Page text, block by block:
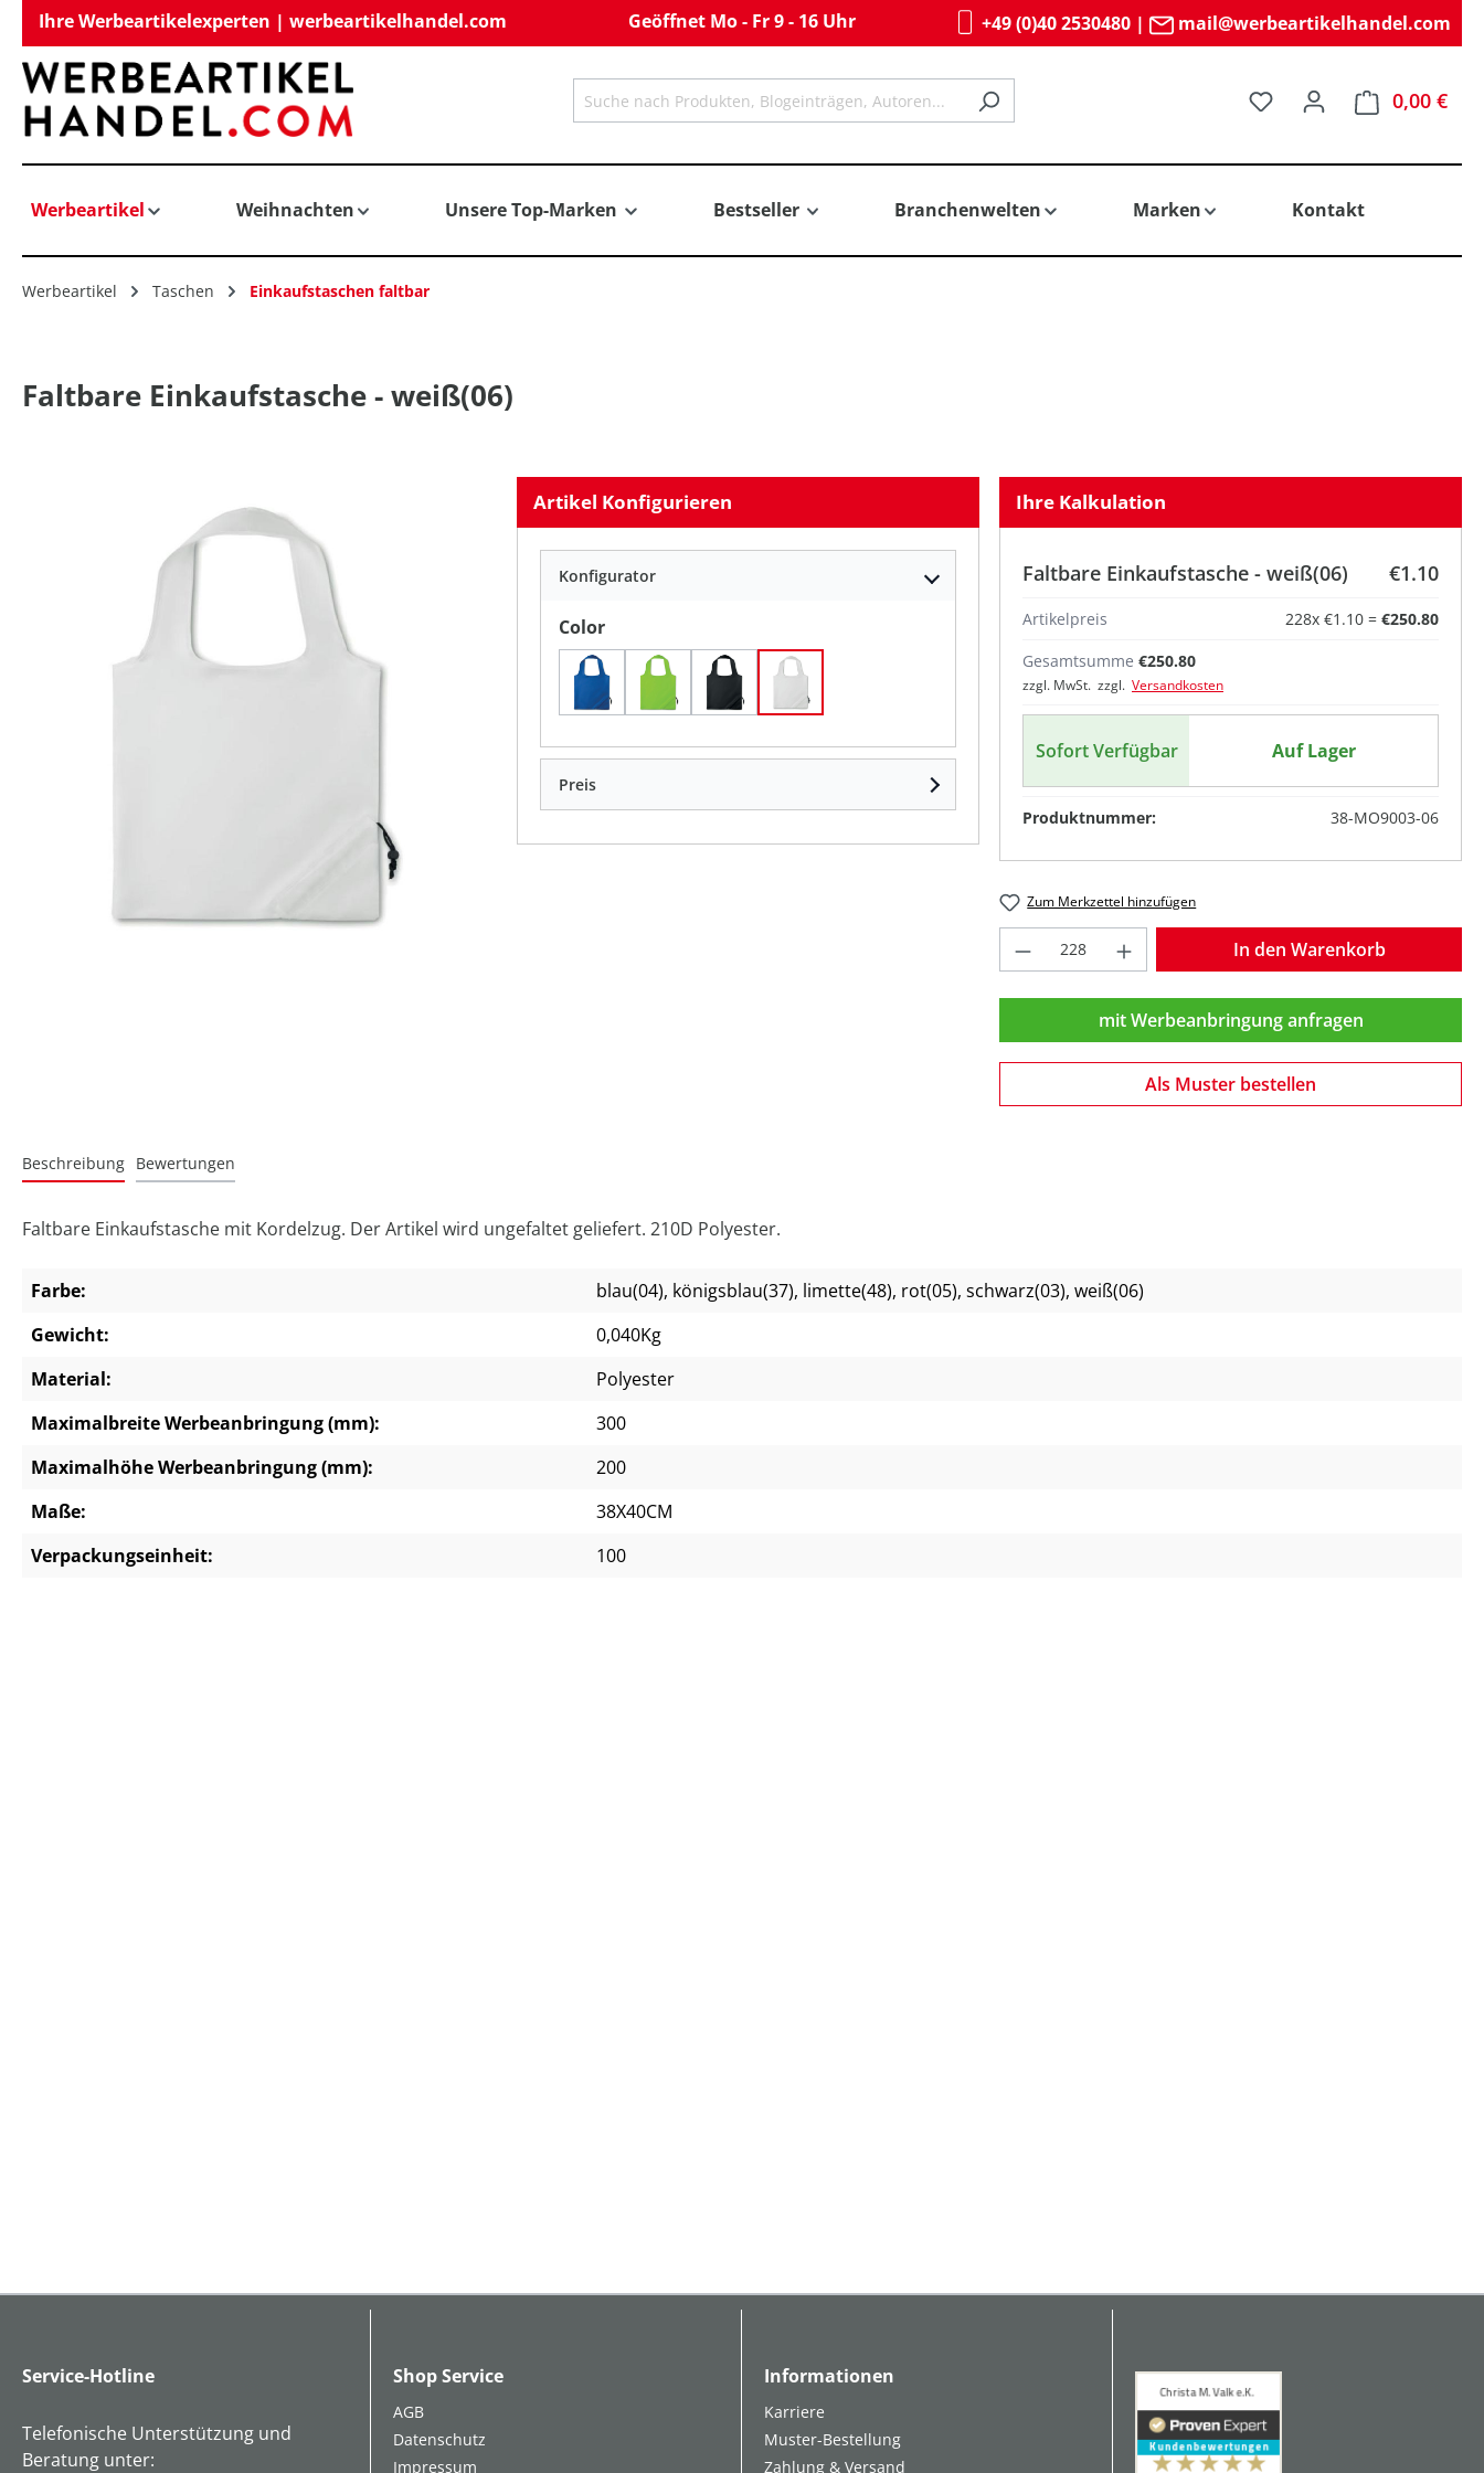
Zur Hauptnavigation springen
Ihre Werbeartikelexperten | werbeartikelhandel.com Geöffnet Mo - Fr 9 - 16 Uhr +49 (0)40 2530480| mail@werbeartikelhandel.com
Du hast 0 Produkte auf
0,00 €
Werbeartikel Weihnachten Unsere Top-Marken Bestseller Branchenwelten Marken Kontakt
Werbeartikel Taschen Einkaufstaschen faltbar
Faltbare Einkaufstasche - weiß(06)
Artikel Konfigurieren
Konfigurator
Colorauswählen
königsblau(37)limette(48)schwarz(03)weiß(06)
Preis
Ihre Kalkulation
Faltbare Einkaufstasche - weiß(06) €1.10
Artikelpreis 228x €1.10 = €250.80
Gesamtsumme €250.80
zzgl. MwSt. zzgl. Versandkosten
Sofort Verfügbar Auf Lager
Produktnummer: 38-MO9003-06
Zum Merkzettel hinzufügen
Produkt Anzahl: Gib denIn den Warenkorb
mit Werbeanbringung anfragen
Als Muster bestellen
Beschreibung Bewertungen
Faltbare Einkaufstasche mit Kordelzug. Der Artikel wird ungefaltet geliefert. 210D Polyester.
Farbe: blau(04), königsblau(37), limette(48), rot(05), schwarz(03), weiß(06)
Gewicht:
0,040Kg
Material:
Polyester
Maximalbreite Werbeanbringung (mm):
300
Maximalhöhe Werbeanbringung (mm):
200
Maße:
38X40CM
Verpackungseinheit:
100
Service-Hotline
Telefonische Unterstützung und
Beratung unter:
Shop Service
AGB
Datenschutz
Impressum
Informationen
Karriere
Muster-Bestellung
Zahlung & Versand